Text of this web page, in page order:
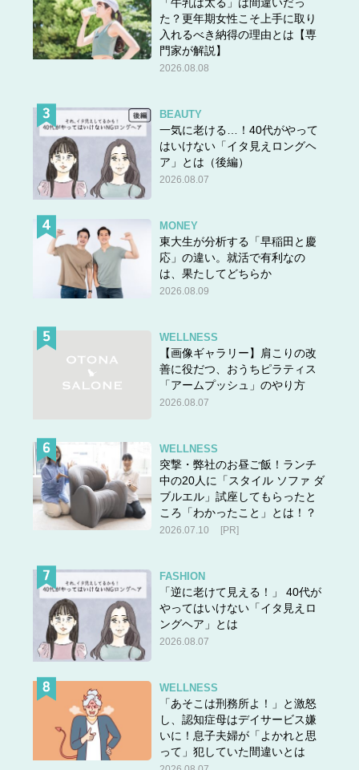
た？更年期女性こそ上手に取り
入れるべき納得の理由とは【専
門家が解説】
2026.08.08
BEAUTY
一気に老ける…！40代がやって
はいけない「イタ見えロングヘ
ア」とは（後編）
2026.08.07
MONEY
東大生が分析する「早稲田と慶
応」の違い。就活で有利なの
は、果たしてどちらか
2026.08.09
WELLNESS
【画像ギャラリー】肩こりの改
善に役だつ、おうちピラティス
「アームプッシュ」のやり方
2026.08.07
WELLNESS
突撃・弊社のお昼ご飯！ランチ
中の20人に「スタイル ソファ ダ
ブルエル」試座してもらったと
ころ「わかったこと」とは！？
2026.07.10 [PR]
FASHION
「逆に老けて見える！」 40代が
やってはいけない「イタ見えロ
ングヘア」とは
2026.08.07
WELLNESS
「あそこは刑務所よ！」と激怒
し、認知症母はデイサービス嫌
いに！息子夫婦が「よかれと思
って」犯していた間違いとは